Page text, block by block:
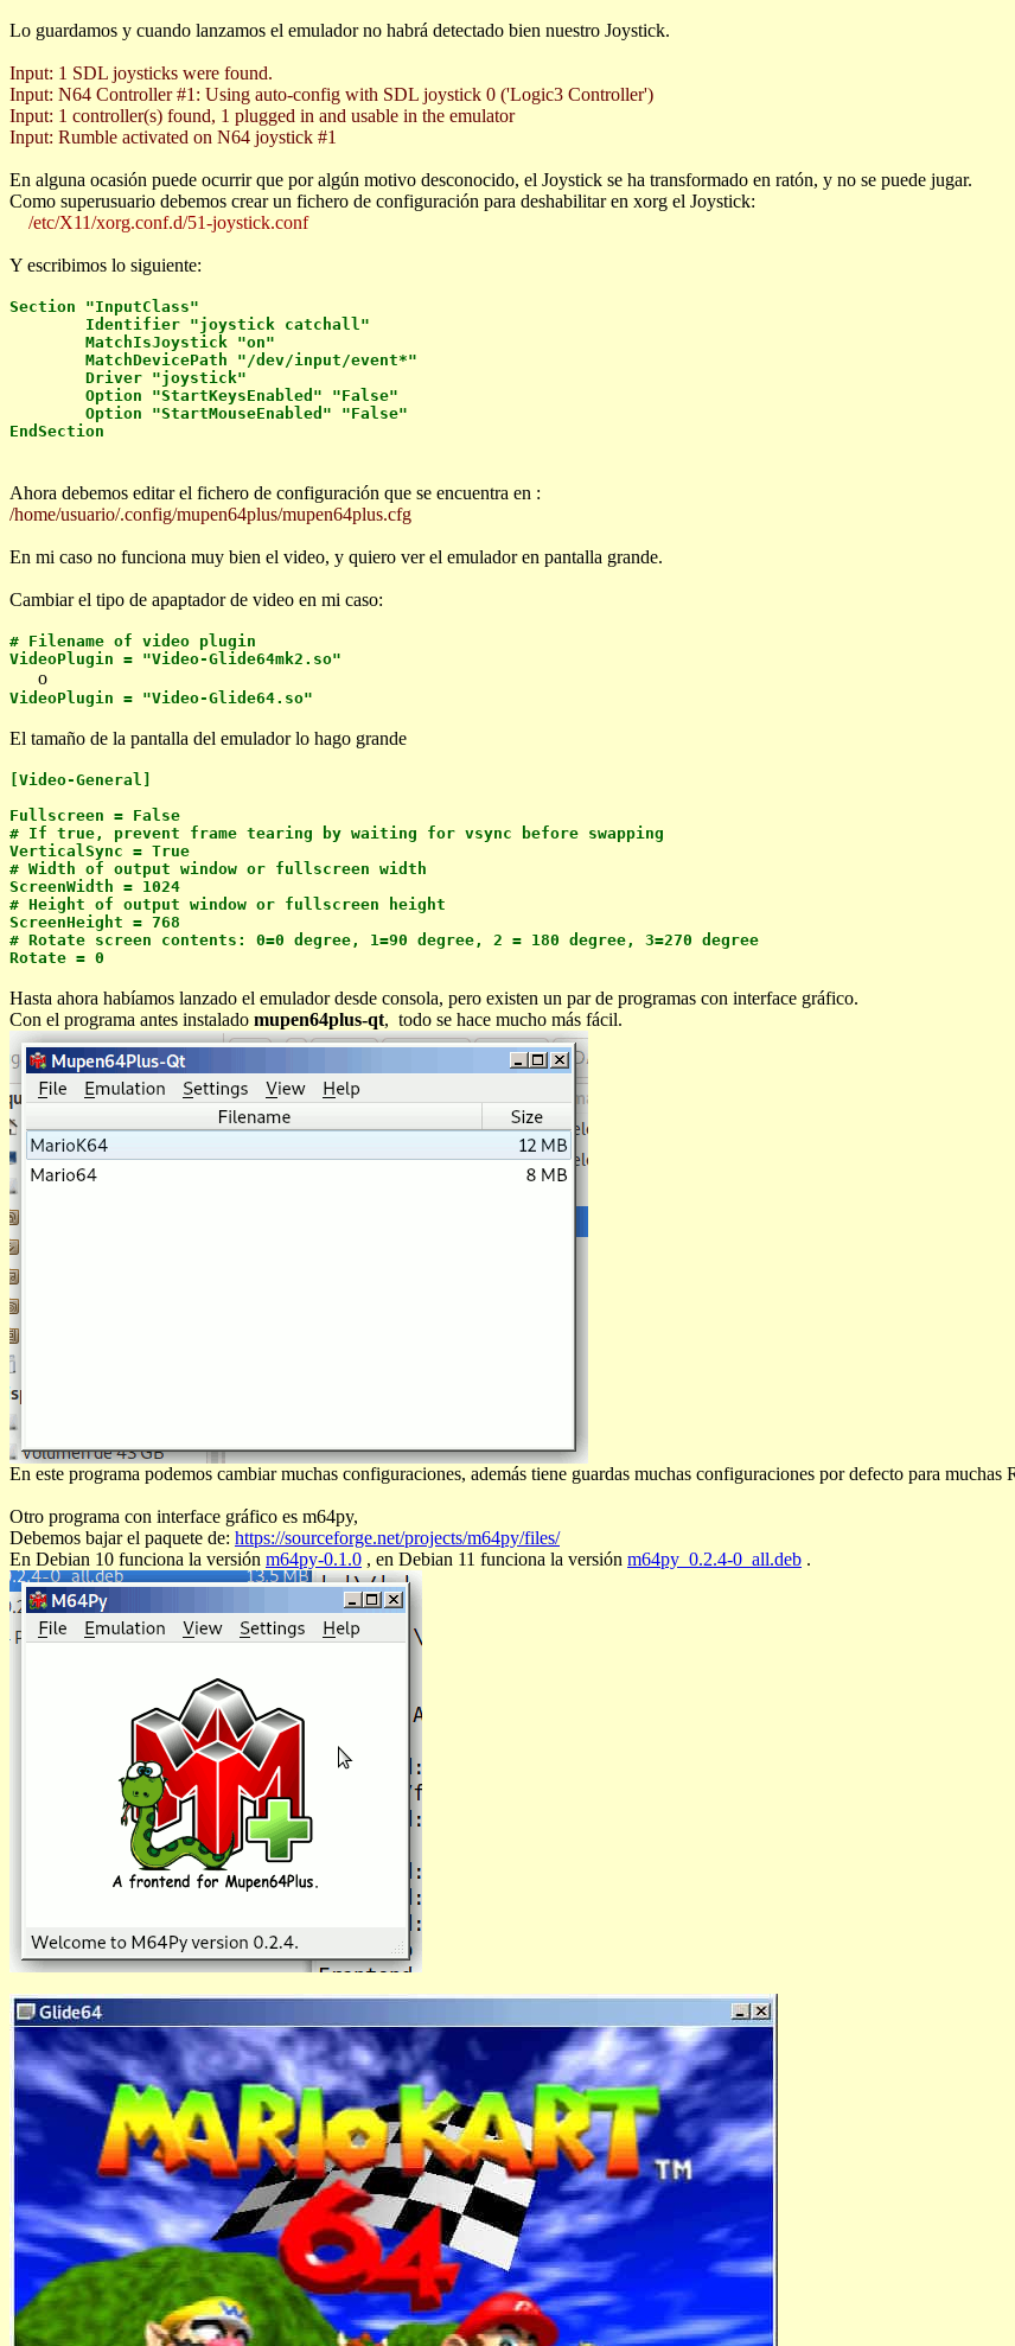
Lo guardamos y cuando lanzamos el emulador no habrá detectado bien nuestro Joystick.
Input: 1 SDL joysticks were found.
Input: N64 Controller #1: Using auto-config with SDL joystick 0 ('Logic3 Controller')
Input: 1 controller(s) found, 1 plugged in and usable in the emulator
Input: Rumble activated on N64 joystick #1
En alguna ocasión puede ocurrir que por algún motivo desconocido, el Joystick se ha transformado en ratón, y no se puede jugar.
Como superusuario debemos crear un fichero de configuración para deshabilitar en xorg el Joystick:
/etc/X11/xorg.conf.d/51-joystick.conf
Y escribimos lo siguiente:
Section "InputClass"
Identifier "joystick catchall"
MatchIsJoystick "on"
MatchDevicePath "/dev/input/event*"
Driver "joystick"
Option "StartKeysEnabled" "False"
Option "StartMouseEnabled" "False"
EndSection
Ahora debemos editar el fichero de configuración que se encuentra en :
/home/usuario/.config/mupen64plus/mupen64plus.cfg
En mi caso no funciona muy bien el video, y quiero ver el emulador en pantalla grande.
Cambiar el tipo de apaptador de video en mi caso:
# Filename of video plugin
VideoPlugin = "Video-Glide64mk2.so"
o
VideoPlugin = "Video-Glide64.so"
El tamaño de la pantalla del emulador lo hago grande
[Video-General]
Fullscreen = False
# If true, prevent frame tearing by waiting for vsync before swapping
VerticalSync = True
# Width of output window or fullscreen width
ScreenWidth = 1024
# Height of output window or fullscreen height
ScreenHeight = 768
# Rotate screen contents: 0=0 degree, 1=90 degree, 2 = 180 degree, 3=270 degree
Rotate = 0
Hasta ahora habíamos lanzado el emulador desde consola, pero existen un par de programas con interface gráfico.
Con el programa antes instalado mupen64plus-qt, todo se hace mucho más fácil.
En este programa podemos cambiar muchas configuraciones, además tiene guardas muchas configuraciones por defecto para muchas
Otro programa con interface gráfico es m64py,
Debemos bajar el paquete de: https://sourceforge.net/projects/m64py/files/
En Debian 10 funciona la versión m64py-0.1.0 , en Debian 11 funciona la versión m64py_0.2.4-0_all.deb .